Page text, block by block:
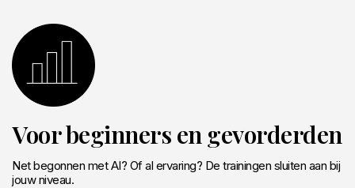
Voor beginners en gevorderden
Net begonnen met AI? Of al ervaring? De trainingen sluiten aan bij
jouw niveau.